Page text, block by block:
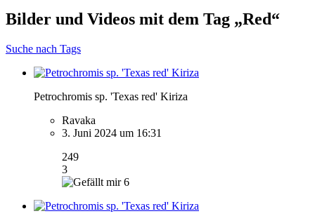
Bilder und Videos mit dem Tag „Red“
Suche nach Tags
Petrochromis sp. 'Texas red' Kiriza
Ravaka
3. Juni 2024 um 16:31
249
3
6